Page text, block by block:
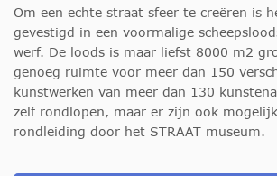
Om een echte straat sfeer te creëren is
gevestigd in een voormalige
werf. De loods is maar liefst 8000 m2
genoeg ruimte voor meer dan 150
kunstwerken van meer dan 130
zelf rondlopen, maar er zijn ook
rondleiding door het STRAAT museum.